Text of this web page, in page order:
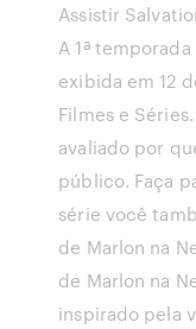
Assistir
A 1ª
exibida em 12
Filmes e
avaliado por
público. Faça
série você
de Marlon na
de Marlon na
inspirado pela